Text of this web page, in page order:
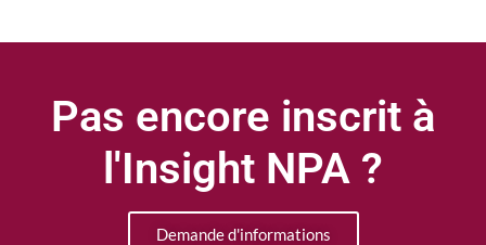
Pas encore inscrit à
l'Insight NPA ?
Demande d'informations